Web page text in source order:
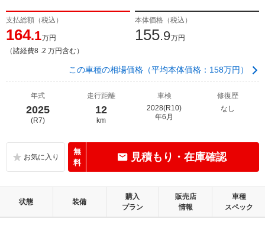
支払総額（税込）
164.1万円
（諸経費8 .2 万円含む）
本体価格（税込）
155.9万円
この車種の相場価格（平均本体価格：158万円）
年式
2025
(R7)
走行距離
12
km
車検
2028(R10)
年6月
修復歴
なし
無
料
見積もり・在庫確認
状態 装備
購入
プラン
販売店
情報
車種
スペック